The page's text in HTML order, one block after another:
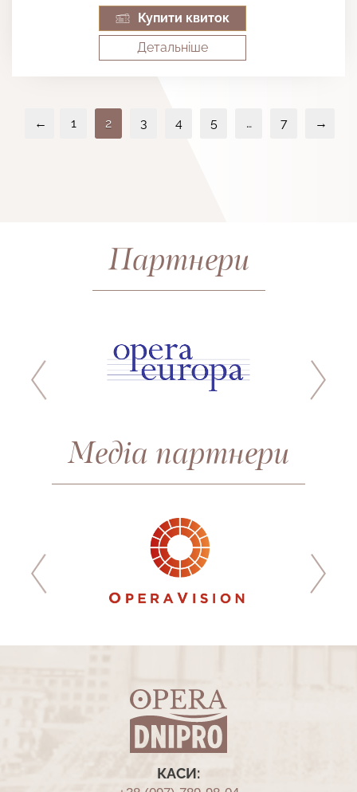
Купити квиток
Детальнiше
← 1 2 3 4 5 … 7 →
Партнери
Медіа партнери
КАСИ: